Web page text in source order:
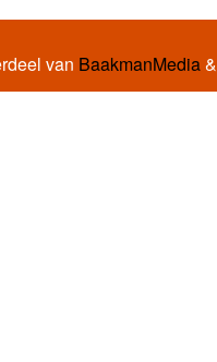
van BaakmanMedia&